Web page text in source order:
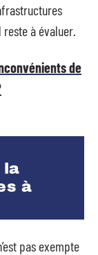
à évaluer.
de
la
à
pas exempte